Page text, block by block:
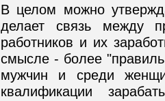
В целом можно
делает связь между
работников и их
смысле - более
мужчин и среди
квалификации